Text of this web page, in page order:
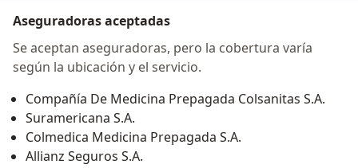
Aseguradoras aceptadas
Se aceptan aseguradoras, pero la cobertura varía
según la ubicación y el servicio.
Compañía De Medicina Prepagada Colsanitas S.A.
Suramericana S.A.
Colmedica Medicina Prepagada S.A.
Allianz Seguros S.A.